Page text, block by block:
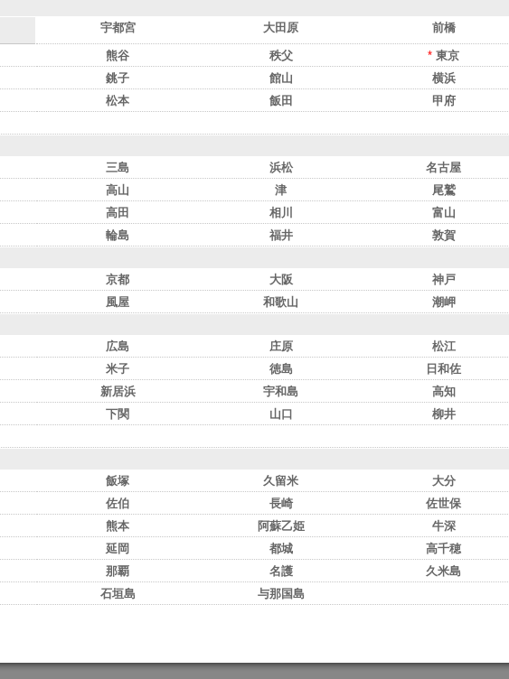
宇都宮 大田原 前橋
熊谷 秩父 * 東京
銚子 館山
横浜
松本 飯田
甲府
三島 浜松
名古屋
高山 津
尾鷲
高田 相川
富山
輪島 福井
敦賀
京都 大阪
神戸
風屋 和歌山
潮岬
広島 庄原
松江
米子 徳島
日和佐
新居浜 宇和島
高知
下関 山口
柳井
飯塚 久留米
大分
佐伯 長崎
佐世保
熊本 阿蘇乙姫
牛深
延岡 都城
高千穂
那覇 名護
久米島
石垣島 与那国島